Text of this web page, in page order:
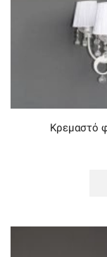
Κρεμαστό